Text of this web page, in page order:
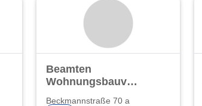
Beamten
Wohnungsbauverein
Beckmannstraße 70 a